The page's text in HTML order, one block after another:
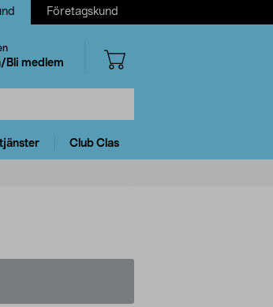
Företagskund
Bli medlem
Club Clas